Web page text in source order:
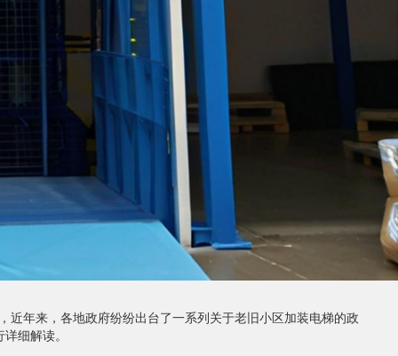
年来，各地政府纷纷出台了一系列关于老旧小区加装电梯的政
细解读。